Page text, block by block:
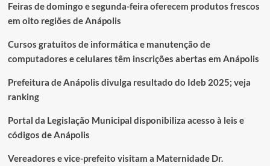
Feiras de domingo e segunda-feira oferecem produtos frescos
em oito regiões de Anápolis
Cursos gratuitos de informática e manutenção de
computadores e celulares têm inscrições abertas em Anápolis
Prefeitura de Anápolis divulga resultado do Ideb 2025; veja
ranking
Portal da Legislação Municipal disponibiliza acesso à leis e
códigos de Anápolis
Vereadores e vice-prefeito visitam a Maternidade Dr.